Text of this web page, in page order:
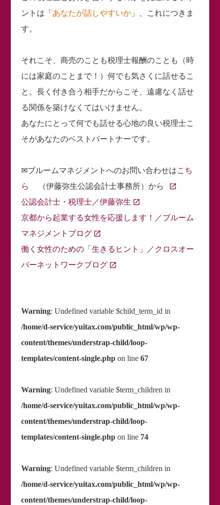
ントは「 あなたが話しやすいか」、これにつきま
す。
それこそ、商売のことも税理士報酬のことも（時
には家庭のことまで！）何でも気さくに話せるこ
と。長く付き合う相手だからこそ、遠慮なく話せ
る関係を築けなくてはいけません。
あなたにとって何でも話せる心地の良い税理士こ
そがあなたのベストパートナーです。
✉ブルームマネジメントへのお問い合わせはこち
ら
（伊藤弥生公認会計士事務所）から
公認会計士・税理士／伊藤弥生
京都から起業する女性を応援します！／ブルーム
マネジメントブログ
働く女性のための「生きるヒント」／クロスオー
バーネットワークブログ
Warning: Undefined variable $child_term_id in
/home/d-service/yuitax.com/public_html/wp/wp-
content/themes/understrap-child/loop-
templates/content-single.phpon line 67
Warning: Undefined variable $term_children in
/home/d-service/yuitax.com/public_html/wp/wp-
content/themes/understrap-child/loop-
templates/content-single.phpon line 74
Warning: Undefined variable $term_children in
/home/d-service/yuitax.com/public_html/wp/wp-
content/themes/understrap-child/loop-